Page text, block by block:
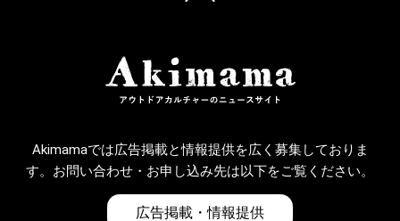
Akimamaでは広告掲載と情報提供を広く募集しておりま
す。お問い合わせ・お申し込み先は以下をご覧ください。
広告掲載・情報提供